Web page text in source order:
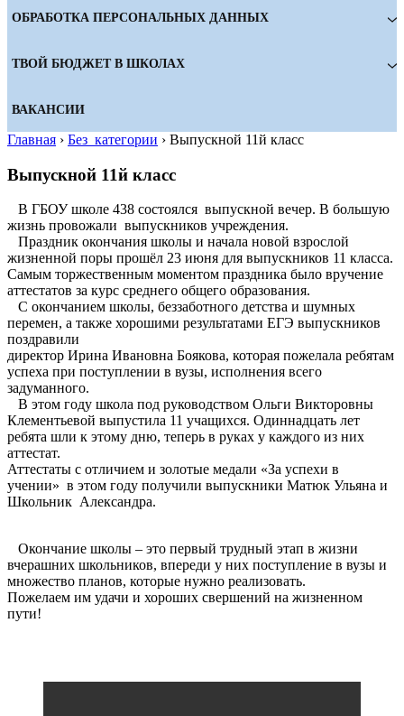
ОБРАБОТКА ПЕРСОНАЛЬНЫХ ДАННЫХ
ТВОЙ БЮДЖЕТ В ШКОЛАХ
ВАКАНСИИ
Главная › Без_категории › Выпускной 11й класс
Выпускной 11й класс
В ГБОУ школе 438 состоялся выпускной вечер. В большую
жизнь провожали выпускников учреждения.
Праздник окончания школы и начала новой взрослой
жизненной поры прошёл 23 июня для выпускников 11 класса.
Самым торжественным моментом праздника было вручение
аттестатов за курс среднего общего образования.
С окончанием школы, беззаботного детства и шумных
перемен, а также хорошими результатами ЕГЭ выпускников
поздравили
директор Ирина Ивановна Боякова, которая пожелала ребятам
успеха при поступлении в вузы, исполнения всего
задуманного.
В этом году школа под руководством Ольги Викторовны
Клементьевой выпустила 11 учащихся. Одиннадцать лет
ребята шли к этому дню, теперь в руках у каждого из них
аттестат.
Аттестаты с отличием и золотые медали «За успехи в
учении» в этом году получили выпускники Матюк Ульяна и
Школьник Александра.
Окончание школы – это первый трудный этап в жизни
вчерашних школьников, впереди у них поступление в вузы и
множество планов, которые нужно реализовать.
Пожелаем им удачи и хороших свершений на жизненном
пути!